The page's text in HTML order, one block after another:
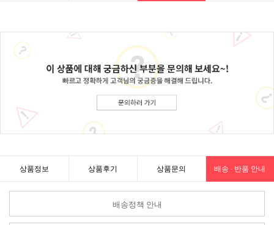
상품정보 상품후기 상품문의 배송 · 반품 안내
배송정책 안내